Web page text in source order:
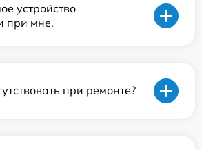
устройство
при мне.
при ремонте?